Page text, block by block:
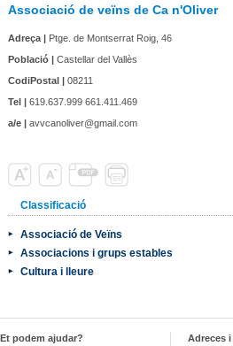
Associació de veïns de Ca n'Oliver
Adreça |Ptge. de Montserrat Roig, 46
Població |Castellar del Vallès
CodiPostal |08211
Tel |619.637.999 661.411.469
a/e |avvcanoliver@gmail.com
Classificació
Associació de Veïns
Associacions i grups estables
Cultura i lleure
Et podem ajudar?
Adreces